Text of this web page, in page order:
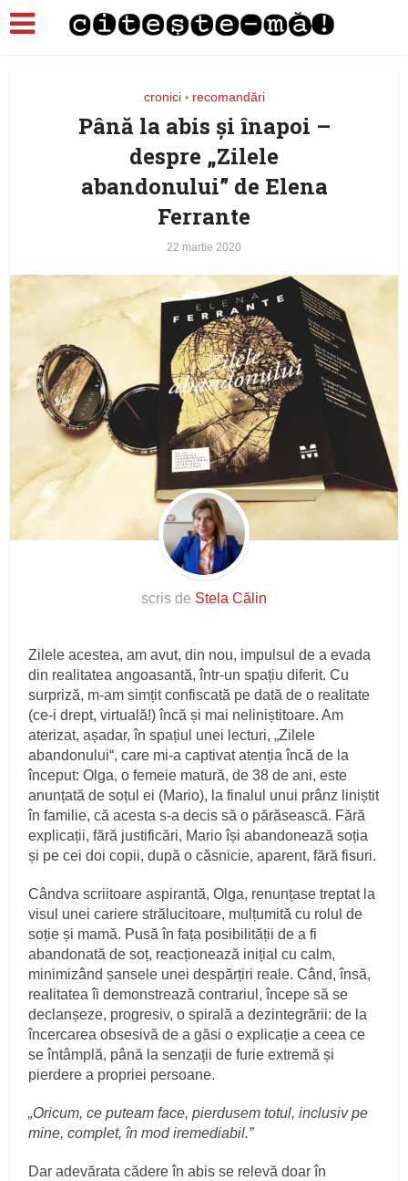
cronici • recomandări
Până la abis și înapoi –
despre „Zilele
abandonului” de Elena
Ferrante
22 martie 2020
scris de Stela Călin
Zilele acestea, am avut, din nou, impulsul de a evada
din realitatea angoasantă, într-un spațiu diferit. Cu
surpriză, m-am simțit confiscată pe dată de o realitate
(ce-i drept, virtuală!) încă și mai neliniștitoare. Am
aterizat, așadar, în spațiul unei lecturi, „Zilele
abandonului“, care mi-a captivat atenția încă de la
început: Olga, o femeie matură, de 38 de ani, este
anunțată de soțul ei (Mario), la finalul unui prânz liniștit
în familie, că acesta s-a decis să o părăsească. Fără
explicații, fără justificări, Mario își abandonează soția
și pe cei doi copii, după o căsnicie, aparent, fără fisuri.
Cândva scriitoare aspirantă, Olga, renunțase treptat la
visul unei cariere strălucitoare, mulțumită cu rolul de
soție și mamă. Pusă în fața posibilității de a fi
abandonată de soț, reacționează inițial cu calm,
minimizând șansele unei despărțiri reale. Când, însă,
realitatea îi demonstrează contrariul, începe să se
declanșeze, progresiv, o spirală a dezintegrării: de la
încercarea obsesivă de a găsi o explicație a ceea ce
se întâmplă, până la senzații de furie extremă și
pierdere a propriei persoane.
„Oricum, ce puteam face, pierdusem totul, inclusiv pe
mine, complet, în mod iremediabil.”
Dar adevărata cădere în abis se relevă doar în